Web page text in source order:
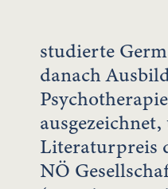
studierte
danach
Literaturpreis
NÖ